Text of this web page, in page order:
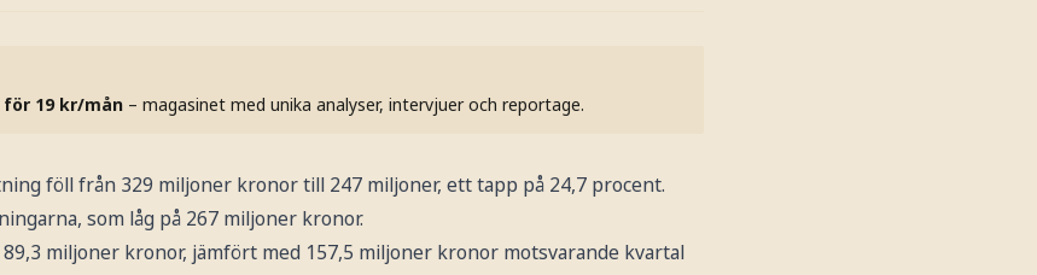
för 19 kr/mån – magasinet med unika analyser, intervjuer och reportage.
föll från 329 miljoner kronor till 247 miljoner, ett tapp på 24,7 procent.
som låg på 267 miljoner kronor.
miljoner kronor, jämfört med 157,5 miljoner kronor motsvarande kvartal